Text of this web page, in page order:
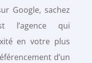
Google, sachez
l’agence qui
en votre plus
d’un